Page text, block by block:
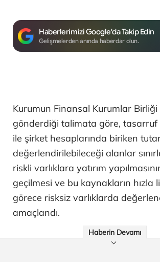
Haberlerimizi Google'da Takip Edin
Gelişmelerden anında haberdar olun.
Kurumun Finansal Kurumlar Birliği
gönderdiği talimata göre, tasarruf
ile şirket hesaplarında biriken
değerlendirilebileceği alanlar
riskli varlıklara yatırım
geçilmesi ve bu kaynakların hızla
görece risksiz varlıklarda
amaçlandı.
Haberin Devamı